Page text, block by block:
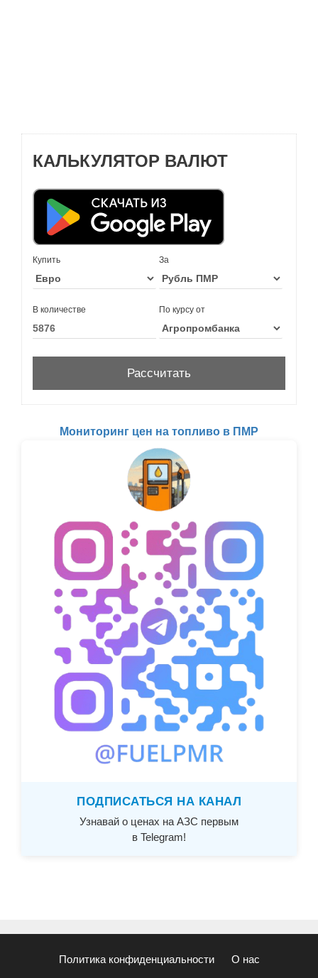
КАЛЬКУЛЯТОР ВАЛЮТ
Купить За
В количестве По курсу от
Мониторинг цен на топливо в ПМР
ПОДПИСАТЬСЯ НА КАНАЛ
Узнавай о ценах на АЗС первым
в Telegram!
Политика конфиденциальности О нас